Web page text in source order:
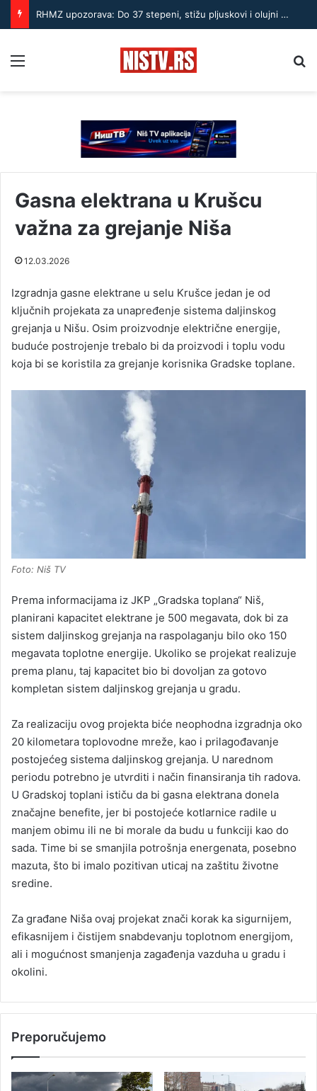
RHMZ upozorava: Do 37 stepeni, stižu pljuskovi i olujni vetar – ekstremna opasnost od požara
Gasna elektrana u Krušcu
važna za grejanje Niša
12.03.2026
Izgradnja gasne elektrane u selu Krušce jedan je od
ključnih projekata za unapređenje sistema daljinskog
grejanja u Nišu. Osim proizvodnje električne energije,
buduće postrojenje trebalo bi da proizvodi i toplu vodu
koja bi se koristila za grejanje korisnika Gradske toplane.
Foto: Niš TV
Prema informacijama iz JKP „Gradska toplana“ Niš,
planirani kapacitet elektrane je 500 megavata, dok bi za
sistem daljinskog grejanja na raspolaganju bilo oko 150
megavata toplotne energije. Ukoliko se projekat realizuje
prema planu, taj kapacitet bio bi dovoljan za gotovo
kompletan sistem daljinskog grejanja u gradu.
Za realizaciju ovog projekta biće neophodna izgradnja oko
20 kilometara toplovodne mreže, kao i prilagođavanje
postojećeg sistema daljinskog grejanja. U narednom
periodu potrebno je utvrditi i način finansiranja tih radova.
U Gradskoj toplani ističu da bi gasna elektrana donela
značajne benefite, jer bi postojeće kotlarnice radile u
manjem obimu ili ne bi morale da budu u funkciji kao do
sada. Time bi se smanjila potrošnja energenata, posebno
mazuta, što bi imalo pozitivan uticaj na zaštitu životne
sredine.
Za građane Niša ovaj projekat znači korak ka sigurnijem,
efikasnijem i čistijem snabdevanju toplotnom energijom,
ali i mogućnost smanjenja zagađenja vazduha u gradu i
okolini.
Preporučujemo